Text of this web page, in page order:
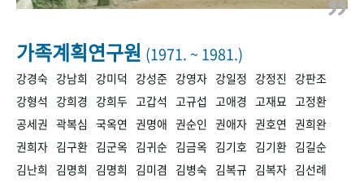
+1
VR 역사관
가족계획연구원 (1971. ~ 1981.)
강경숙 강남희 강미덕 강성준 강영자 강일정 강정진
강판조
강형석
강희경 강희두 고갑석 고규섭 고애경 고재묘 고정환
공세권 곽복심 국옥연 권명애 권순인 권애자 권호연 권희완
권희자 김구환 김군옥 김귀순 김금옥 김기호 김기환 김길순
김난희
김명희 김명희 김미겸 김병숙 김복규 김복자 김선례